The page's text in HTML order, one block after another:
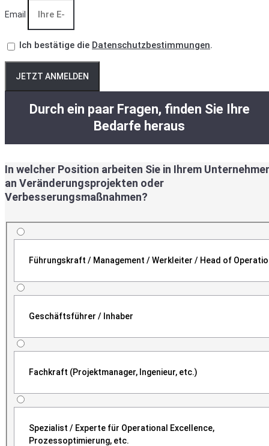
Email
Ich bestätige die Datenschutzbestimmungen.
JETZT ANMELDEN
Durch ein paar Fragen, finden Sie Ihre
Bedarfe heraus
In welcher Position arbeiten Sie in Ihrem
an Veränderungsprojekten oder
Verbesserungsmaßnahmen?
Führungskraft / Management / Werkleiter / Head of
Geschäftsführer / Inhaber
Fachkraft (Projektmanager, Ingenieur, etc.)
Spezialist / Experte für Operational Excellence,
Prozessoptimierung, etc.